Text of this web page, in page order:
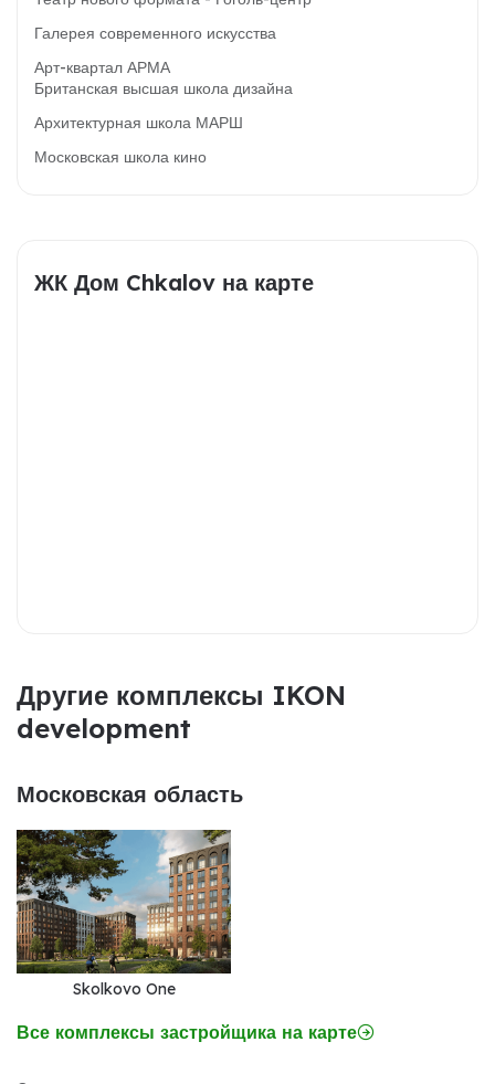
Галерея современного искусства
Арт-квартал АРМА
Британская высшая школа дизайна
Архитектурная школа МАРШ
Московская школа кино
ЖК Дом Chkalov на карте
Другие комплексы IKON
development
Московская область
Skolkovo One
Все комплексы застройщика на карте